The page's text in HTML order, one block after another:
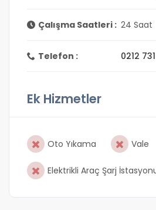
Çalışma Saatleri : 24 Saat
Telefon : 0212
Ek Hizmetler
Oto Yıkama Vale
Elektrikli Araç Şarj